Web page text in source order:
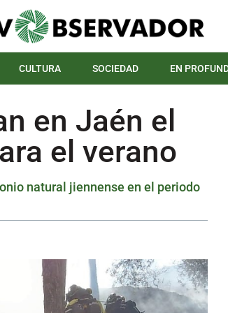
CULTURA SOCIEDAD EN
en Jaén el
el verano
natural jiennense en el periodo